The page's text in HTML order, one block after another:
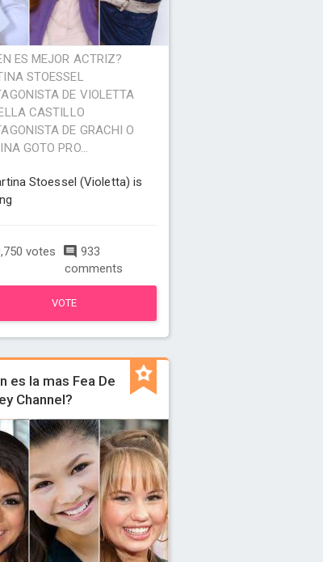
ES MEJOR ACTRIZ?
STOESSEL
DE VIOLETTA
CASTILLO
DE GRACHI O
GOTO PRO...
Stoessel (Violetta) is
votes
933
comments
VOTE
es la mas Fea De
Channel?